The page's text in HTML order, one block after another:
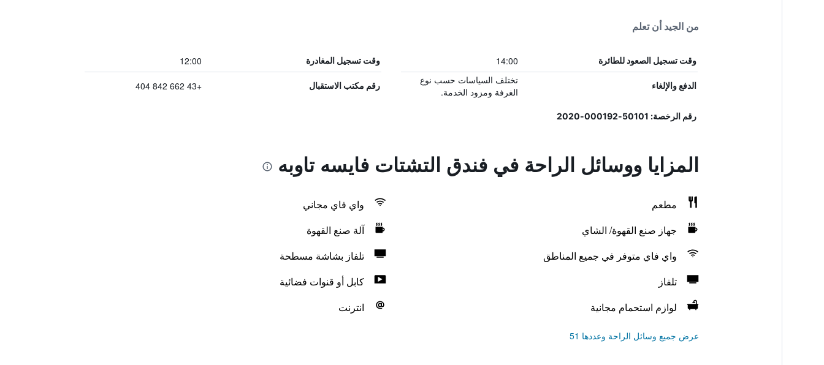
من الجيد أن تعلم
وقت تسجيل الصعود للطائرة 14:00 وقت تسجيل المغادرة 12:00
الدفع والإلغاء
تختلف السياسات حسب نوع
الغرفة ومزود الخدمة.
رقم مكتب الاستقبال +43 662 842 404
رقم الرخصة: 50101-000192-2020
المزايا ووسائل الراحة في فندق التشتات فايسه تاوبه
مطعم
واي فاي مجاني
جهاز صنع القهوة/ الشاي
آلة صنع القهوة
واي فاي متوفر في جميع المناطق
تلفاز بشاشة مسطحة
تلفاز
كابل أو قنوات فضائية
لوازم استحمام مجانية
انترنت
عرض جميع وسائل الراحة وعددها 51